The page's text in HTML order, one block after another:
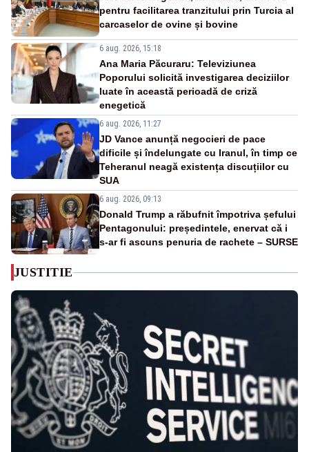
pentru facilitarea tranzitului prin Turcia al
carcaselor de ovine și bovine
6 aug. 2026, 15:18
Ana Maria Păcuraru: Televiziunea
Poporului solicită investigarea deciziilor
luate în această perioadă de criză
enegetică
6 aug. 2026, 11:27
JD Vance anunță negocieri de pace
dificile și îndelungate cu Iranul, în timp ce
Teheranul neagă existența discuțiilor cu
SUA
6 aug. 2026, 09:13
Donald Trump a răbufnit împotriva șefului
Pentagonului: președintele, enervat că i
s-ar fi ascuns penuria de rachete – SURSE
JUSTITIE